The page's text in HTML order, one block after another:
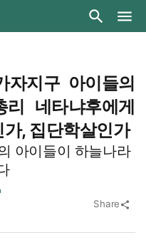
지구 아이들의
네타냐후에게
, 집단학살인가
아이들이 하늘나라
Share share